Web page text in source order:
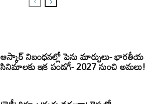
ఆస్కార్ నిబంధనల్లో పెను మార్పులు- భారతీయ
సినిమాలకు ఇక పండగే- 2027 నుంచి అమలు!